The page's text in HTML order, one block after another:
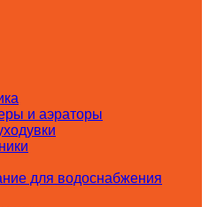
и аэраторы
для водоснабжения